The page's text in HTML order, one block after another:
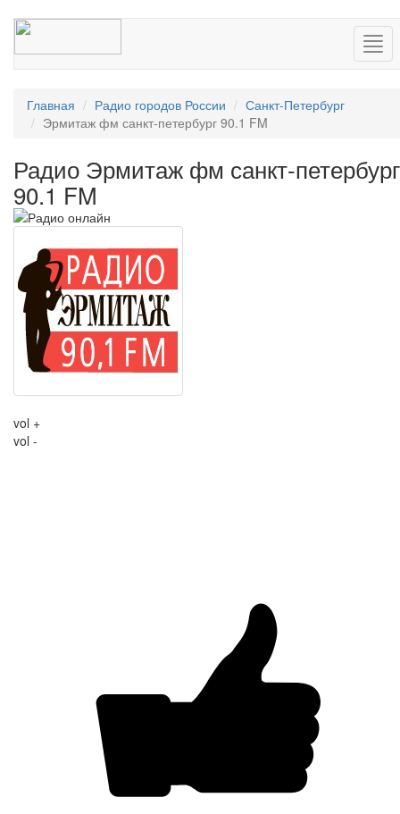
Главная Радио городов России
Санкт-Петербург
Эрмитаж фм санкт-петербург 90.1 FM
Радио Эрмитаж фм санкт-петербург
90.1 FM
vol +
vol -